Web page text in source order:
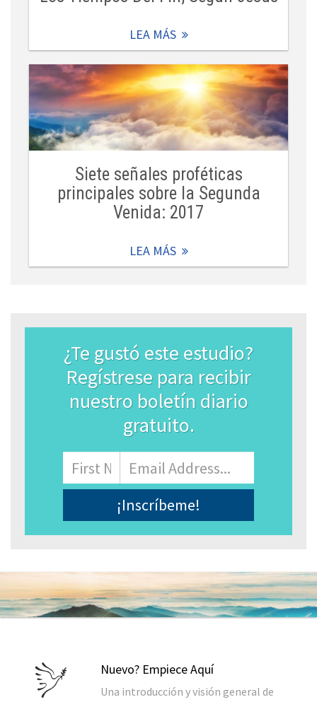
LEA MÁS
Siete señales proféticas
principales sobre la Segunda
Venida: 2017
LEA MÁS
¿Te gustó este estudio?
Regístrese para recibir
nuestro boletín diario
gratuito.
Name
Nombre
Correo
Electrónico
Nuevo? Empiece Aquí
Una introducción y visión general de